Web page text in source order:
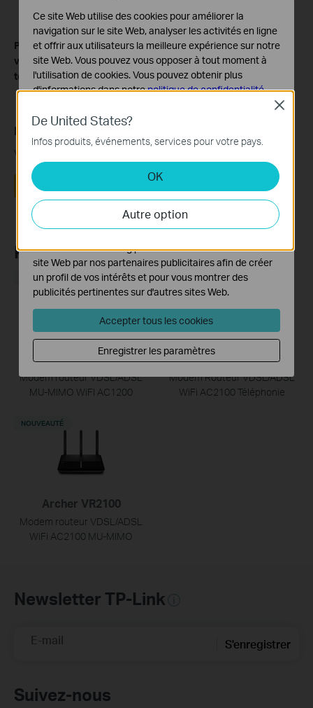
Pour en savoir plus sur chaque fonction et configuration,
veuillez vous rendre auCentre de téléchargementpour
télécharger le manuel de votre produit.
Est-ce que ce FAQ a été utile ?
Vos commentaires nous aideront à améliorer ce site.
Produits Recommandés
Archer VR400
Modem routeur VDSL/ADSL
MU-MIMO WiFI AC1200
NOUVEAUTÉ
Archer VR2100v
Modem Routeur VDSL/ADSL
WiFi AC2100 Téléphonie
NOUVEAUTÉ
Archer VR2100
Modem routeur VDSL/ADSL
WiFi AC2100 MU-MIMO
NOUVEAUTÉ
Newsletter TP-Link
E-mail S'enregistrer
Suivez-nous
De United States?
Infos produits, événements, services pour votre pays.
OK
Autre option
Close
Ce site Web utilise des cookies pour améliorer la
navigation sur le site Web, analyser les activités en ligne
et offrir aux utilisateurs la meilleure expérience sur notre
site Web. Vous pouvez vous opposer à tout moment à
l'utilisation de cookies. Vous pouvez obtenir plus
d'informations dans notrepolitique de confidentialité.
Cookies basiques
Ces cookies sont nécessaires au fonctionnement du
site Web et ne peuvent pas être désactivés dans vos
Cookies d'analyse et marketing
Les cookies d'analyse nous permettent d'analyser vos
activités sur notre site Web pour améliorer et ajuster les
fonctionnalités de notre site Web.
Les cookies marketing peuvent être définis via notre
site Web par nos partenaires publicitaires afin de créer
un profil de vos intérêts et pour vous montrer des
publicités pertinentes sur d'autres sites Web.
Accepter tous les cookies
Enregistrer les paramètres